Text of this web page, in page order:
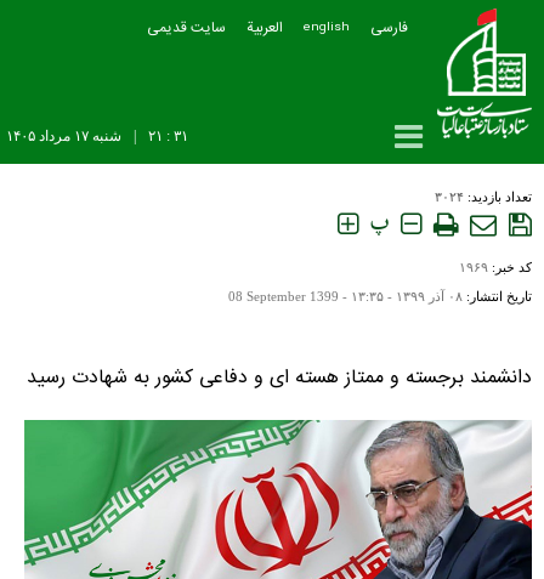
فارسی english العربیة سایت قدیمی
شنبه ۱۷ مرداد ۱۴۰۵ ۳۱ : ۲۱
تعداد بازدید: ۳۰۲۴
پ
کد خبر: ۱۹۶۹
تاریخ انتشار: ۰۸ آذر ۱۳۹۹ - ۱۳:۳۵ - 08 September 1399
دانشمند برجسته و ممتاز هسته ای و دفاعی کشور به شهادت رسید